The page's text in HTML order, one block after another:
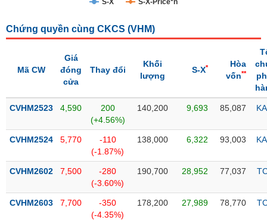
thái
thị
Niêm
Niêm
mới
S-X S-X-Price*n
Chứng quyền cùng CKCS (VHM)
Mã CW
Giá
đóng
cửa
Thay đổi
Khối
lượng
S-X*
Hòa
vốn**
CVHM2523 4,590
200
(+4.56%)
140,200 9,693 85,087
CVHM2524 5,770
-110
(-1.87%)
138,000 6,322 93,003
CVHM2602 7,500
-280
(-3.60%)
190,700 28,952 77,037
CVHM2603 7,700
-350
(-4.35%)
178,200 27,989 78,770
NGÀNH
NGHIỆP
PHIẾU
PHÁI